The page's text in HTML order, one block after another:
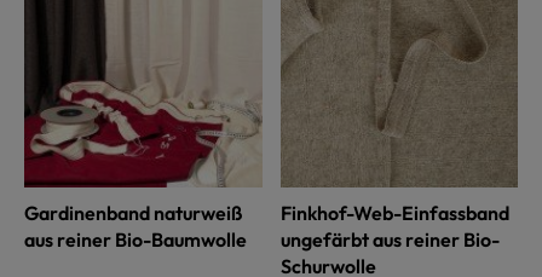
Gardinenband naturweiß
aus reiner Bio-Baumwolle
Finkhof-Web-Einfassband
ungefärbt aus reiner Bio-
Schurwolle